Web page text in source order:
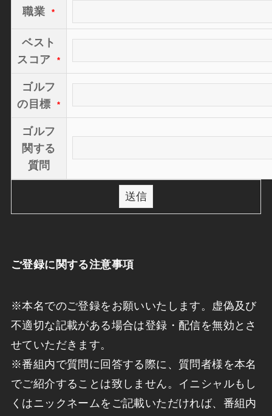
職業 *
ベスト
スコア
*
ゴルフ
の目標
*
ゴルフ
関する
質問
ご登録に関する注意事項
※本名でのご登録をお願いいたします。虚偽及び
不適切な記載がある場合は登録・配信を無効とさ
せていただきます。
※番組内で質問に回答する際に、質問者様を本名
でご紹介することは致しません。イニシャルもし
くはニックネームをご記載いただければ、番組内